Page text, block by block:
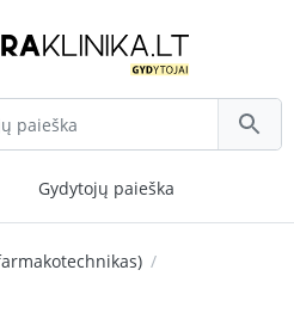
Gydytojų paieška